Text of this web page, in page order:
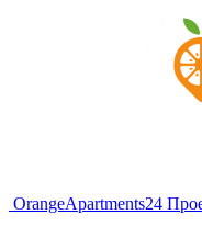
OrangeApartments24